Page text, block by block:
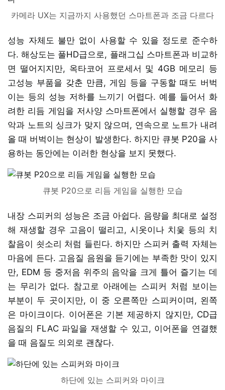
카메라 UX는 지금까지 사용했던 스마트폰과 조금 다르다
성능 자체도 불만 없이 사용할 수 있을 정도로 준수하
다. 해상도는 풀HD급으로, 플래그십 스마트폰과 비교하
면 떨어지지만, 옥타코어 프로세서 및 4GB 메모리 등
고성능 부품을 갖춘 만큼, 게임 등을 구동할 때도 버벅
이는 등의 성능 저하를 느끼기 어렵다. 예를 들어서 화
려한 리듬 게임을 저사양 스마트폰에서 실행할 경우 음
악과 노트의 싱크가 맞지 않으며, 연속으로 노트가 내려
올 때 버벅이는 현상이 발생한다. 하지만 큐봇 P20을 사
용하는 동안에는 이러한 현상을 보지 못했다.
큐봇 P20으로 리듬 게임을 실행한 모습
내장 스피커의 성능은 조금 아쉽다. 음량을 최대로 설정
해 재생할 경우 고음이 떨리고, 시옷이나 치읓 등의 치
찰음이 쇳소리 처럼 들린다. 하지만 스피커 출력 자체는
마음에 든다. 고음질 음원을 듣기에는 부족한 맛이 있지
만, EDM 등 중저음 위주의 음악을 크게 틀어 즐기는 데
는 무리가 없다. 참고로 아래에는 스피커 처럼 보이는
부분이 두 곳이지만, 이 중 오른쪽만 스피커이며, 왼쪽
은 마이크이다. 이어폰은 기본 제공하지 않지만, CD급
음질의 FLAC 파일을 재생할 수 있고, 이어폰을 연결했
을 때 음질도 의외로 괜찮다.
하단에 있는 스피커와 마이크